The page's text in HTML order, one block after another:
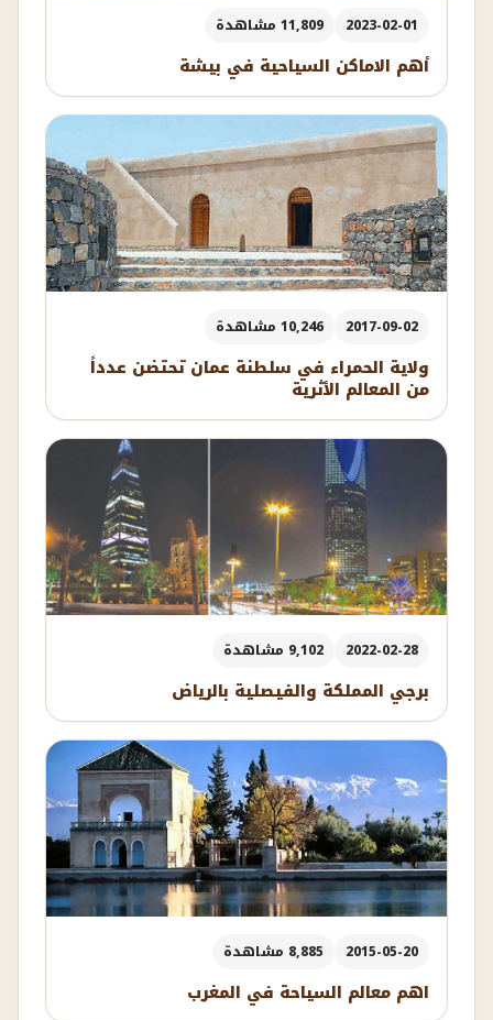
2023-02-01 11,809 مشاهدة
أهم الاماكن السياحية في بيشة
2017-09-02 10,246 مشاهدة
ولاية الحمراء في سلطنة عمان تحتضن عدداً
من المعالم الأثرية
2022-02-28 9,102 مشاهدة
برجي المملكة والفيصلية بالرياض
2015-05-20 8,885 مشاهدة
اهم معالم السياحة في المغرب